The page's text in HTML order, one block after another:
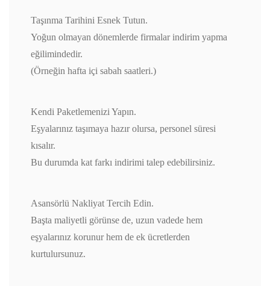
Taşınma Tarihini Esnek Tutun.
Yoğun olmayan dönemlerde firmalar indirim yapma
eğilimindedir.
(Örneğin hafta içi sabah saatleri.)
Kendi Paketlemenizi Yapın.
Eşyalarınız taşımaya hazır olursa, personel süresi
kısalır.
Bu durumda kat farkı indirimi talep edebilirsiniz.
Asansörlü Nakliyat Tercih Edin.
Başta maliyetli görünse de, uzun vadede hem
eşyalarınız korunur hem de ek ücretlerden
kurtulursunuz.